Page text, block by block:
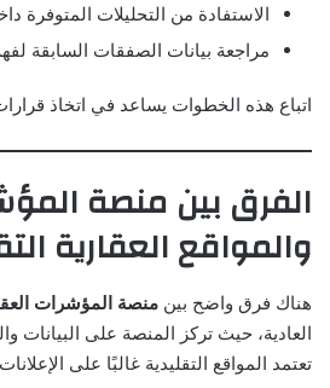
الاستفادة من التحليلات المتوفرة
مراجعة بيانات الصفقات السابقة
اتباع هذه الخطوات يساعد في اتخاذ
الفرق بين منصة
والمواقع العقارية
هناك فرق واضح بين منصة المؤشرات
العادية، حيث تركز المنصة على البيانات
تعتمد المواقع التقليدية غالبًا على